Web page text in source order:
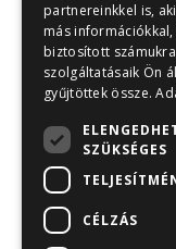
partnereinkkel is,
más
biztosított
szolgáltatásaik Ön
gyűjtöttek össze.
SZÜKSÉGES
CÉLZÁS